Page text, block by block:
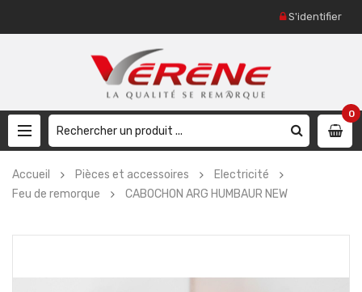
S'identifier
0
Accueil Pièces et accessoires
Electricité
Feu de remorque
CABOCHON ARG HUMBAUR NEW